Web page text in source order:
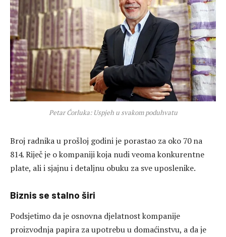
Petar Ćorluka: Uspjeh u svakom poduhvatu
Broj radnika u prošloj godini je porastao za oko 70 na
814. Riječ je o kompaniji koja nudi veoma konkurentne
plate, ali i sjajnu i detaljnu obuku za sve uposlenike.
Biznis se stalno širi
Podsjetimo da je osnovna djelatnost kompanije
proizvodnja papira za upotrebu u domaćinstvu, a da je